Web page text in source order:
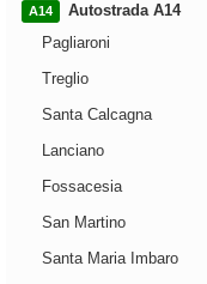
A14
Autostrada A14
Pagliaroni
Treglio
Santa Calcagna
Lanciano
Fossacesia
San Martino
Santa Maria Imbaro